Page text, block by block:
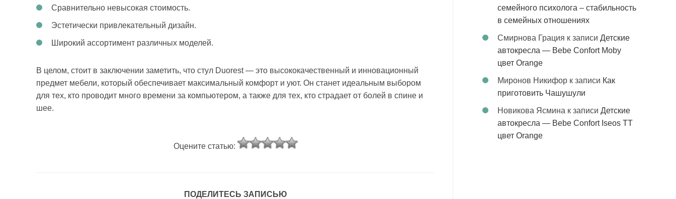
Сравнительно невысокая стоимость.
Эстетически привлекательный дизайн.
Широкий ассортимент различных моделей.
В целом, стоит в заключении заметить, что стул Duorest — это высококачественный и инновационный
предмет мебели, который обеспечивает максимальный комфорт и уют. Он станет идеальным выбором
для тех, кто проводит много времени за компьютером, а также для тех, кто страдает от болей в спине и
шее.
Оцените статью:
ПОДЕЛИТЕСЬ ЗАПИСЬЮ
семейного психолога – стабильность
в семейных отношениях
Смирнова Грация к записи Детские
автокресла — Bebe Confort Moby
цвет Orange
Миронов Никифор к записи Как
приготовить Чашушули
Новикова Ясмина к записи Детские
автокресла — Bebe Confort Iseos TT
цвет Orange